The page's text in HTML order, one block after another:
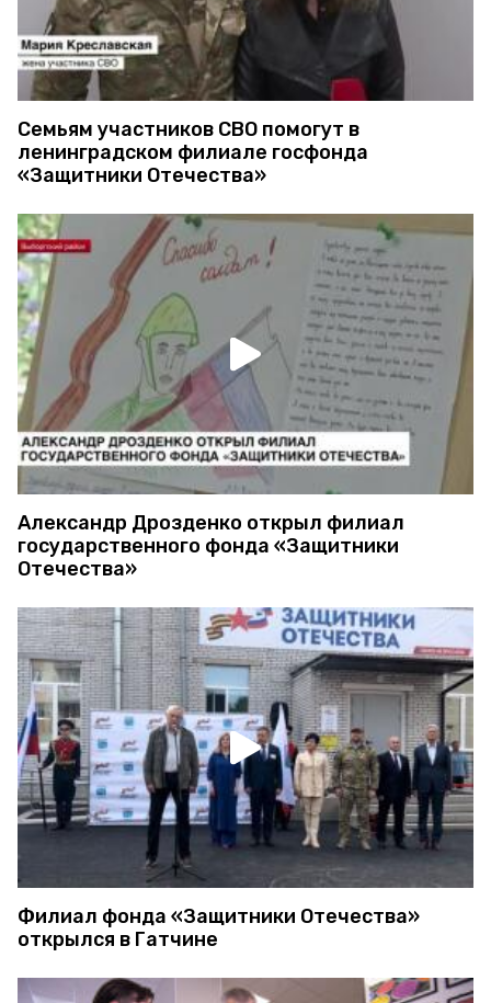
Семьям участников СВО помогут в
ленинградском филиале госфонда
«Защитники Отечества»
Александр Дрозденко открыл филиал
государственного фонда «Защитники
Отечества»
Филиал фонда «Защитники Отечества»
открылся в Гатчине